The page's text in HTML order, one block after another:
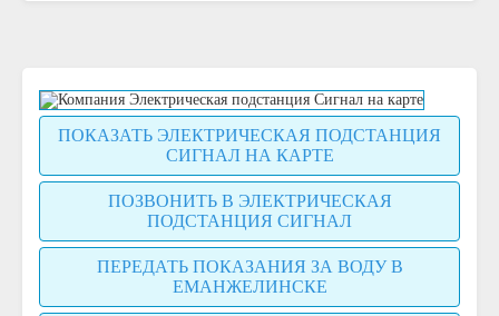
ПОКАЗАТЬ ЭЛЕКТРИЧЕСКАЯ ПОДСТАНЦИЯ
СИГНАЛ НА КАРТЕ
ПОЗВОНИТЬ В ЭЛЕКТРИЧЕСКАЯ
ПОДСТАНЦИЯ СИГНАЛ
ПЕРЕДАТЬ ПОКАЗАНИЯ ЗА ВОДУ В
ЕМАНЖЕЛИНСКЕ